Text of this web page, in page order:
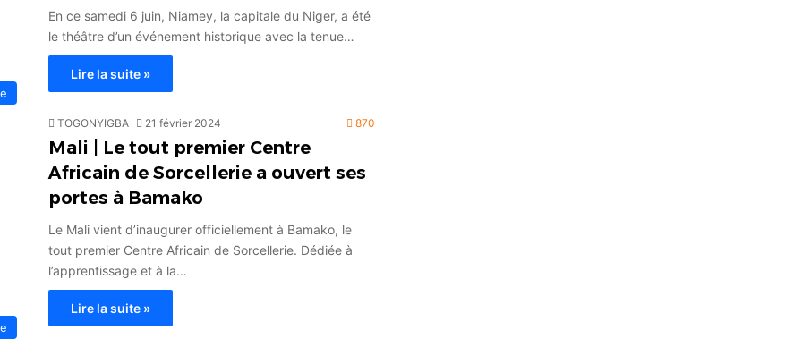
En ce samedi 6 juin, Niamey, la capitale du Niger, a été
le théâtre d’un événement historique avec la tenue…
Lire la suite »
TOGONYIGBA 21 février 2024 870
Mali | Le tout premier Centre
Africain de Sorcellerie a ouvert ses
portes à Bamako
Le Mali vient d’inaugurer officiellement à Bamako, le
tout premier Centre Africain de Sorcellerie. Dédiée à
l’apprentissage et à la…
Lire la suite »